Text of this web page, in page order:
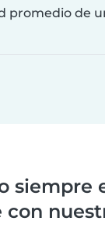
promedio de
siempre
con